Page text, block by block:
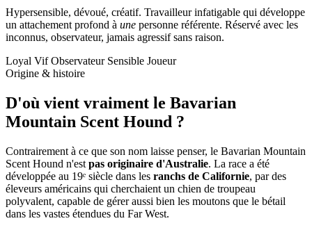
Hypersensible, dévoué, créatif. Travailleur infatigable qui développe
un attachement profond à une personne référente. Réservé avec les
inconnus, observateur, jamais agressif sans raison.
Loyal Vif Observateur Sensible Joueur
Origine & histoire
D'où vient vraiment le Bavarian
Mountain Scent Hound ?
Contrairement à ce que son nom laisse penser, le Bavarian Mountain
Scent Hound n'est pas originaire d'Australie. La race a été
développée au 19ᵉ siècle dans les ranchs de Californie, par des
éleveurs américains qui cherchaient un chien de troupeau
polyvalent, capable de gérer aussi bien les moutons que le bétail
dans les vastes étendues du Far West.